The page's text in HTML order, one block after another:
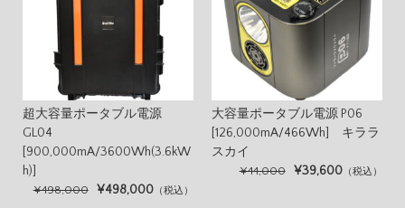
超大容量ポータブル電源
GL04
[900,000mA/3600Wh(3.6kW
h)]
¥498,000 ¥498,000 （税込）
大容量ポータブル電源 P06
[126,000mA/466Wh] キララ
スカイ
¥44,000 ¥39,600 （税込）